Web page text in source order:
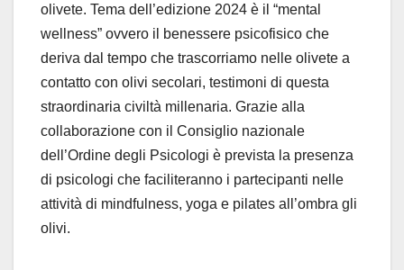
olivete. Tema dell’edizione 2024 è il “mental
wellness” ovvero il benessere psicofisico che
deriva dal tempo che trascorriamo nelle olivete a
contatto con olivi secolari, testimoni di questa
straordinaria civiltà millenaria. Grazie alla
collaborazione con il Consiglio nazionale
dell’Ordine degli Psicologi è prevista la presenza
di psicologi che faciliteranno i partecipanti nelle
attività di mindfulness, yoga e pilates all’ombra gli
olivi.